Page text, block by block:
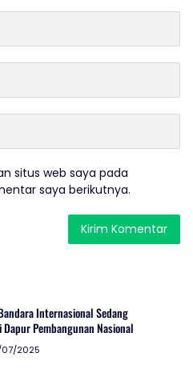
situs web saya pada
saya berikutnya.
Internasional Sedang
Pembangunan Nasional
07/2025